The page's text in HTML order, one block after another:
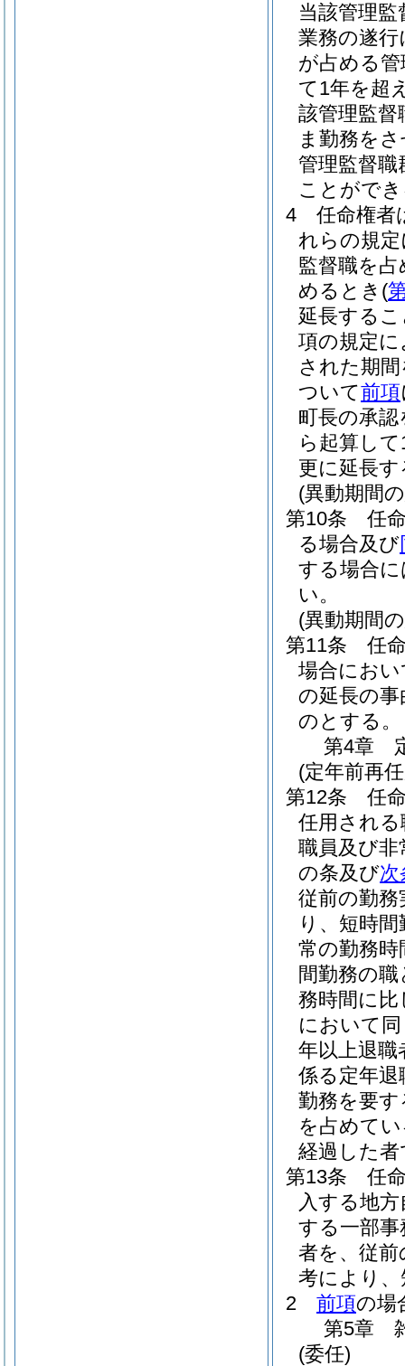
当該管理
業務の遂
が占める
て1年を超
該管理監
ま勤務を
管理監督
ことがで
4
任命権者
れらの規
監督職を
めるとき (
延長する
項の規定
された期
ついて前項
町長の承
ら起算し
更に延長
(異動期間
第10条
任
る場合及び
する場合
い。
(異動期間
第11条
任
場合にお
の延長の
のとする。
第4章
(定年前再
第12条
任
任用され
職員及び
の条及び次
従前の勤
り、短時
常の勤務
間勤務の
務時間に
において
年以上退
係る定年退
勤務を要
を占めて
経過した
第13条
任
入する地
する一部
者を、従
考により
2
前項の場
第5章
(委任)